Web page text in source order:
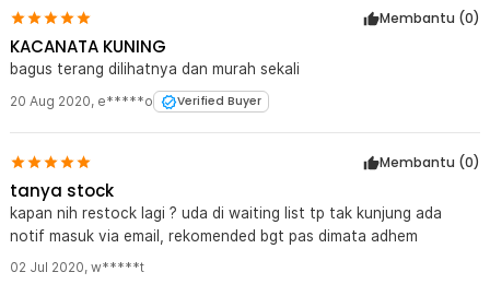
Membantu (0)
KACANATA KUNING
bagus terang dilihatnya dan murah sekali
20 Aug 2020, e*****o Verified Buyer
Membantu (0)
tanya stock
kapan nih restock lagi ? uda di waiting list tp tak kunjung ada
notif masuk via email, rekomended bgt pas dimata adhem
02 Jul 2020, w*****t